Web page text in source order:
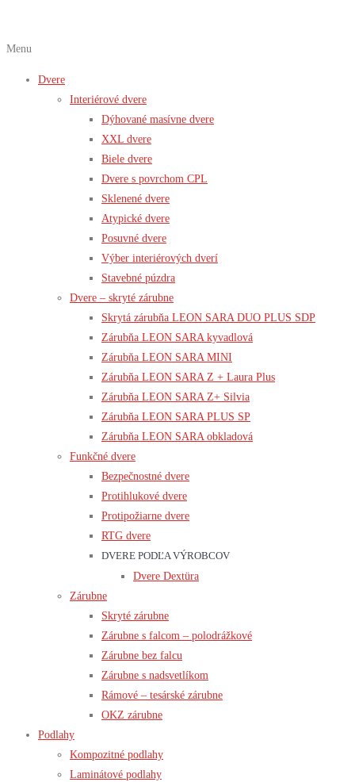
Menu
Dvere
Interiérové dvere
Dýhované masívne dvere
XXL dvere
Biele dvere
Dvere s povrchom CPL
Sklenené dvere
Atypické dvere
Posuvné dvere
Výber interiérových dverí
Stavebné púzdra
Dvere – skryté zárubne
Skrytá zárubňa LEON SARA DUO PLUS SDP
Zárubňa LEON SARA kyvadlová
Zárubňa LEON SARA MINI
Zárubňa LEON SARA Z + Laura Plus
Zárubňa LEON SARA Z+ Silvia
Zárubňa LEON SARA PLUS SP
Zárubňa LEON SARA obkladová
Funkčné dvere
Bezpečnostné dvere
Protihlukové dvere
Protipožiarne dvere
RTG dvere
DVERE PODĽA VÝROBCOV
Dvere Dextüra
Zárubne
Skryté zárubne
Zárubne s falcom – polodrážkové
Zárubne bez falcu
Zárubne s nadsvetlíkom
Rámové – tesárské zárubne
OKZ zárubne
Podlahy
Kompozitné podlahy
Laminátové podlahy